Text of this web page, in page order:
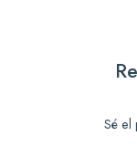
Sé el